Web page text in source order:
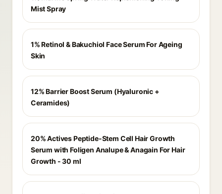
Mist Spray
1% Retinol & Bakuchiol Face Serum For Ageing
Skin
12% Barrier Boost Serum (Hyaluronic +
Ceramides)
20% Actives Peptide-Stem Cell Hair Growth
Serum with Foligen Analupe & Anagain For Hair
Growth - 30 ml